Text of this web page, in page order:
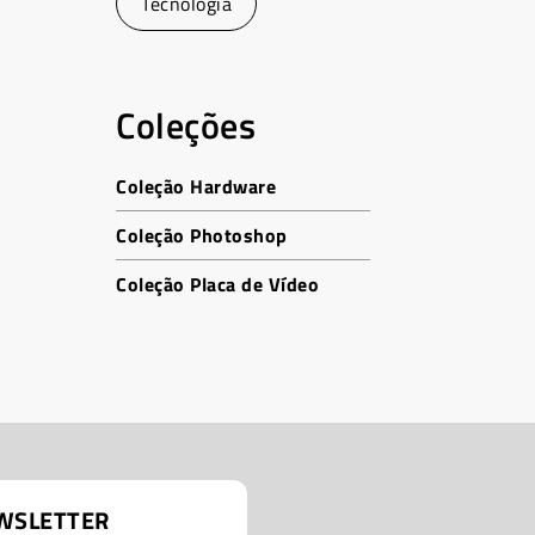
Coleções
Coleção Hardware
Coleção Photoshop
Coleção Placa de Vídeo